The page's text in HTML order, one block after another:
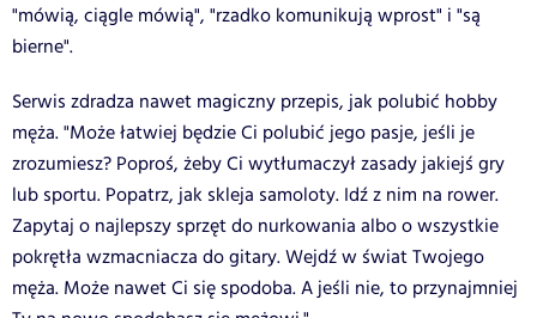
"mówią, ciągle mówią", "rzadko komunikują wprost" i "są
bierne".
Serwis zdradza nawet magiczny przepis, jak polubić hobby
męża. "Może łatwiej będzie Ci polubić jego pasje, jeśli je
zrozumiesz? Poproś, żeby Ci wytłumaczył zasady jakiejś gry
lub sportu. Popatrz, jak skleja samoloty. Idź z nim na rower.
Zapytaj o najlepszy sprzęt do nurkowania albo o wszystkie
pokrętła wzmacniacza do gitary. Wejdź w świat Twojego
męża. Może nawet Ci się spodoba. A jeśli nie, to przynajmniej